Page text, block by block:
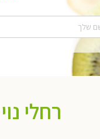
רחלי